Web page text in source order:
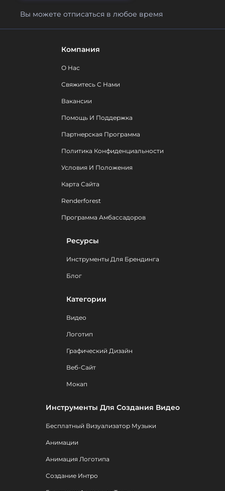
Вы можете отписаться в любое время
Компания
О Нас
Свяжитесь С Нами
Вакансии
Помощь И Поддержка
Партнерская Программа
Политика Конфиденциальности
Условия И Положения
Карта Сайта
Renderforest
Программа Амбассадоров
Ресурсы
Инструменты Для Брендинга
Блог
Категории
Видео
Логотип
Графический Дизайн
Веб-Сайт
Мокап
Инструменты Для Создания Видео
Бесплатный Визуализатор Музыки
Анимации
Анимация Логотипа
Создание Интро